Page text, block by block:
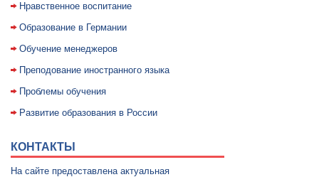
Нравственное воспитание
Образование в Германии
Обучение менеджеров
Преподование иностранного языка
Проблемы обучения
Развитие образования в России
КОНТАКТЫ
На сайте предоставлена актуальная